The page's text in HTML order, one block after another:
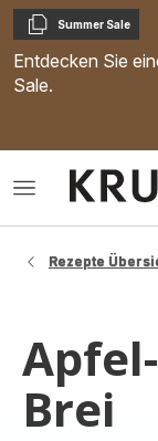
Kopieren
Summer Sale
Entdecken Sie
Sale.
Das
Rezepte
Brei